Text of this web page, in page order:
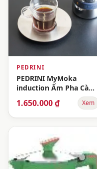
PEDRINI
PEDRINI MyMoka
induction Ấm Pha Cà
1.650.000 ₫ Xem